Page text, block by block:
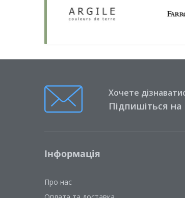
Хочете
Підпишіться
Інформація
Про нас